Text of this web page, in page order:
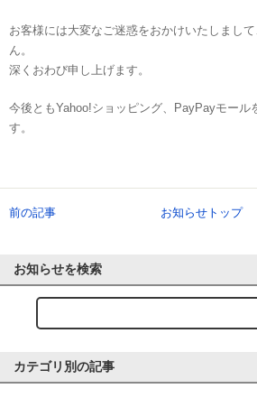
お客様には大変なご迷惑をおかけいたしまし
ん。
深くおわび申し上げます。
今後ともYahoo!ショッピング、PayPayモール
す。
前の記事 お知らせトップ
お知らせを検索
カテゴリ別の記事